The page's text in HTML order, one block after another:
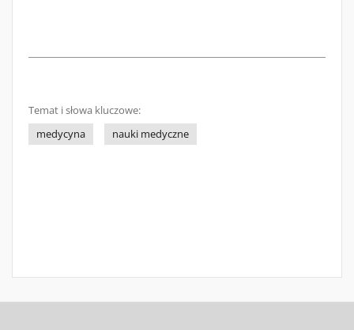
Temat i słowa kluczowe:
medycyna
nauki medyczne